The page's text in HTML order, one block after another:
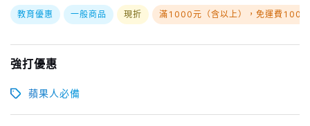
教育優惠 一般商品 現折 滿1000元（含以上），免運費100元
強打優惠
蘋果人必備